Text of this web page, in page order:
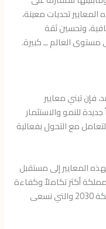
تحديات معينة،
وتحسين ثقة
مستوى العالم ــ كبيرة.
فإن تبني معايير
للنمو والاستثمار
مع التحول بفعالية
المعايير إلى مستقبل
أكثر تكاملاً وكفاءة
وهي تلك الأهداف التي تحملها رؤية المملكة 2030 والتي نسعى